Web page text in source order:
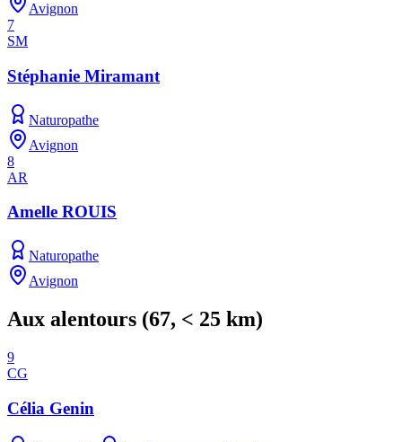
Avignon
7
SM
Stéphanie Miramant
Naturopathe
Avignon
8
AR
Amelle ROUIS
Naturopathe
Avignon
Aux alentours (67, < 25 km)
9
CG
Célia Genin